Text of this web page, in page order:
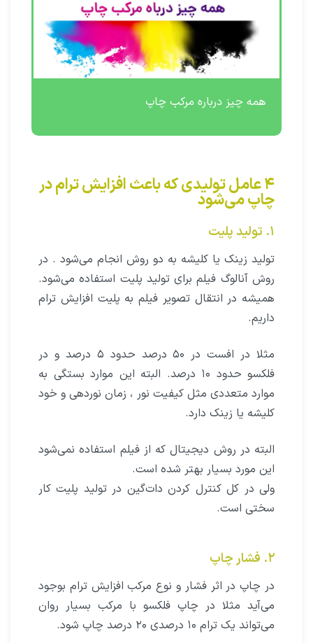
همه چیز درباره مرکب چاپ
۴ عامل تولیدی که باعث افزایش ترام در
چاپ می‌شود
۱. تولید پلیت
تولید زینک یا کلیشه به دو روش انجام می‌شود . در
روش آنالوگ فیلم برای تولید پلیت استفاده می‌شود.
همیشه در انتقال تصویر فیلم به پلیت افزایش ترام
داریم.
مثلا در افست در ۵۰ درصد حدود ۵ درصد و در
فلکسو حدود ۱۰ درصد. البته این موارد بستگی به
موارد متعددی مثل کیفیت نور ، زمان نوردهی و خود
کلیشه یا زینک دارد.
البته در روش دیجیتال که از فیلم استفاده نمی‌شود
این مورد بسیار بهتر شده است.
ولی در کل کنترل کردن دات‌گین در تولید پلیت کار
سختی است.
۲. فشار چاپ
در چاپ در اثر فشار و نوع مرکب افزایش ترام بوجود
می‌آید مثلا در چاپ فلکسو با مرکب بسیار روان
می‌تواند یک ترام ۱۰ درصدی ۲۰ درصد چاپ شود.